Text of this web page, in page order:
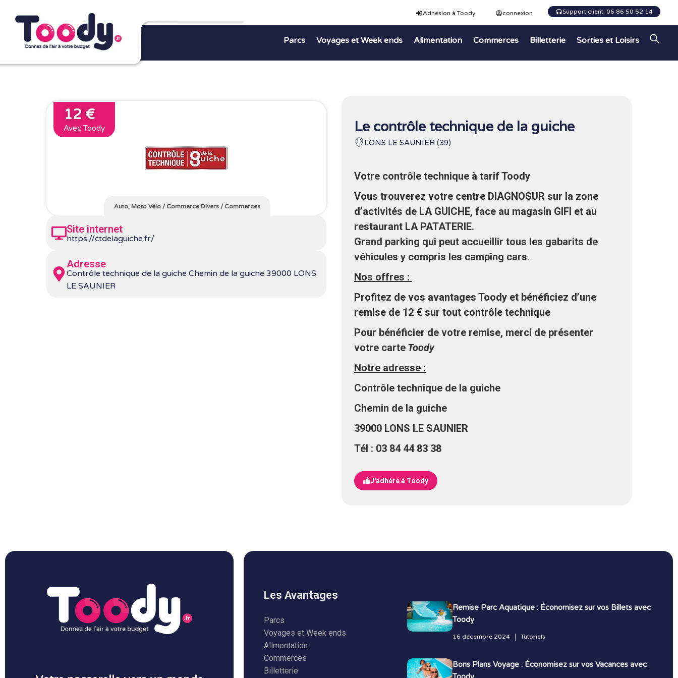
Adhésion à Toody connexion Support client: 06 86 50 52 14
Parcs Voyages et Week ends Alimentation Commerces Billetterie Sorties et Loisirs
12 €
Avec Toody
Auto, Moto Vélo/ Commerce Divers/ Commerces
Site internet
https://ctdelaguiche.fr/
Adresse
Contrôle technique de la guiche Chemin de la guiche 39000 LONS
LE SAUNIER
Le contrôle technique de la guiche
LONS LE SAUNIER (39)
Votre contrôle technique à tarif Toody
Vous trouverez votre centre DIAGNOSUR sur la zone
d’activités de LA GUICHE, face au magasin GIFI et au
restaurant LA PATATERIE.
Grand parking qui peut accueillir tous les gabarits de
véhicules y compris les camping cars.
Nos offres :
Profitez de vos avantages Toody et bénéficiez d’une
remise de 12 € sur tout contrôle technique
Pour bénéficier de votre remise, merci de présenter
votre carteToody
Notre adresse :
Contrôle technique de la guiche
Chemin de la guiche
39000 LONS LE SAUNIER
Tél : 03 84 44 83 38
J'adhère à Toody
Les Avantages
Parcs
Voyages et Week ends
Alimentation
Commerces
Billetterie
Remise Parc Aquatique : Économisez sur vos Billets avec
Toody
16 décembre 2024 Tutoriels
Bons Plans Voyage : Économisez sur vos Vacances avec